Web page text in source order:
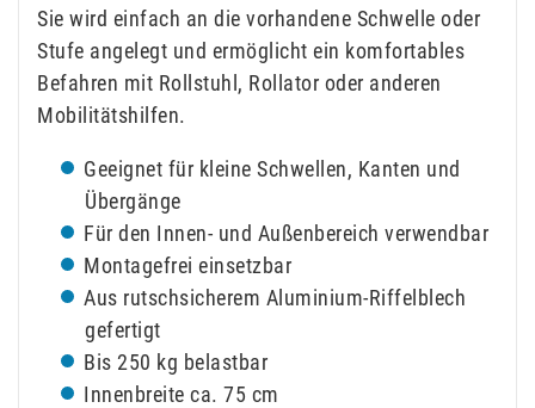
Sie wird einfach an die vorhandene Schwelle oder
Stufe angelegt und ermöglicht ein komfortables
Befahren mit Rollstuhl, Rollator oder anderen
Mobilitätshilfen.
Geeignet für kleine Schwellen, Kanten und
Übergänge
Für den Innen- und Außenbereich verwendbar
Montagefrei einsetzbar
Aus rutschsicherem Aluminium-Riffelblech
gefertigt
Bis 250 kg belastbar
Innenbreite ca. 75 cm